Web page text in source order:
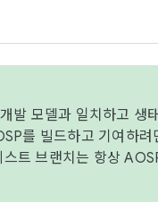
발 모델과 일치하고 생
를 빌드하고 기여하려
스트 브랜치는 항상